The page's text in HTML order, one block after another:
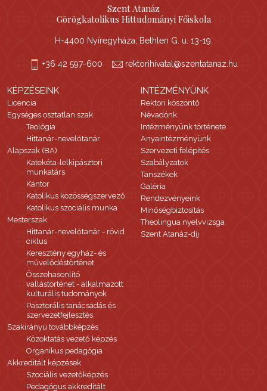
Szent Atanáz
Görögkatolikus Hittudományi Főiskola
H-4400 Nyíregyháza, Bethlen G. u. 13-19.
+36 42 597-600 rektorihivatal@szentatanaz.hu
KÉPZÉSEINK
Licencia
Egységes osztatlan szak
Teológia
Hittanár-nevelőtanár
Alapszak (BA)
Katekéta-lelkipásztori
munkatárs
Kántor
Katolikus közösségszervező
Katolikus szociális munka
Mesterszak
Hittanár-nevelőtanár - rövid
ciklus
Keresztény egyház- és
művelődéstörténet
Összehasonlító
vallástörténet - alkalmazott
kulturális tudományok
Pasztorális tanácsadás és
szervezetfejlesztés
Szakirányú továbbképzés
Közoktatás vezető képzés
Organikus pedagógia
Akkreditált képzések
Szociális vezetőképzés
Pedagógus akkreditált
INTÉZMÉNYÜNK
Rektori köszöntő
Névadónk
Intézményünk története
Anyaintézményünk
Szervezeti felépítés
Szabályzatok
Tanszékek
Galéria
Rendezvényeink
Minőségbiztosítás
Theolingua nyelvvizsga
Szent Atanáz-díj